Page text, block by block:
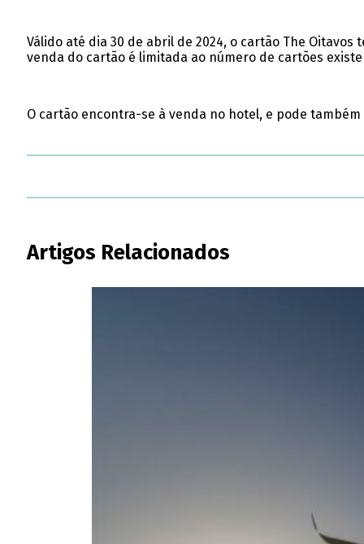
Válido até dia 30 de abril de 2024, o cartão The
venda do cartão é limitada ao número de cartões
O cartão encontra-se à venda no hotel, e pode
Artigos Relacionados